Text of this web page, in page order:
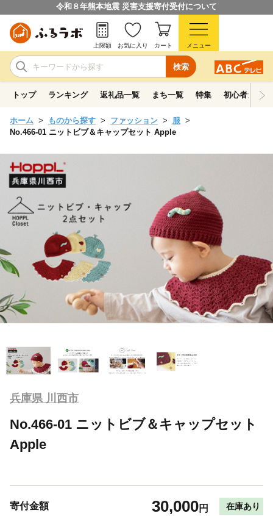
令和８年熊本地震 災害支援寄付受付について
検索
上限額 お気に入り カート メニュー
トップ ランキング 返礼品一覧 まち一覧 特集 初心者ガイド
ホーム ものから探す ファッション
服
No.466-01 ニットビブ＆キャップセット Apple
兵庫県 川西市
No.466-01 ニットビブ＆キャップセット
Apple
寄付金額 30,000円 在庫あり